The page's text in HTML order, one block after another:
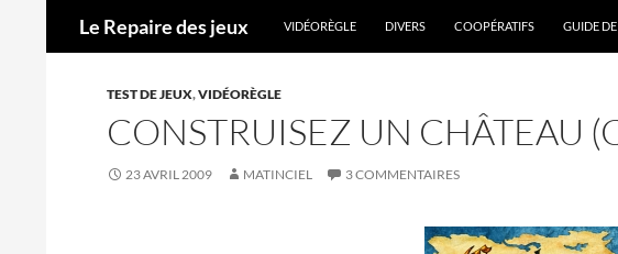
Le Repaire des jeux
VIDÉORÈGLE
DIVERS COOPÉRATIFS GUIDE DE
TEST DE JEUX,VIDÉORÈGLE
CONSTRUISEZ UN CHÂTEAU
23 AVRIL 2009 MATINCIEL 3 COMMENTAIRES